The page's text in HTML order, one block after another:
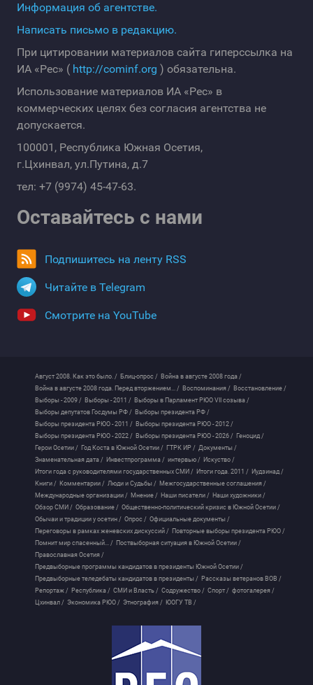
Информация об агентстве.
Написать письмо в редакцию.
При цитировании материалов сайта гиперссылка на
ИА «Рес» ( http://cominf.org ) обязательна.
Использование материалов ИА «Рес» в
коммерческих целях без согласия агентства не
допускается.
100001, Республика Южная Осетия,
г.Цхинвал, ул.Путина, д.7
тел: +7 (9974) 45-47-63.
Оставайтесь с нами
Подпишитесь на ленту RSS
Читайте в Telegram
Смотрите на YouTube
Август 2008. Как это было. / Блиц-опрос / Война в августе 2008 года /
Война в августе 2008 года. Перед вторжением... / Воспоминания / Восстановление /
Выборы - 2009 / Выборы - 2011 / Выборы в Парламент РЮО VII созыва /
Выборы депутатов Госдумы РФ / Выборы президента РФ /
Выборы президента РЮО - 2011 / Выборы президента РЮО - 2012 /
Выборы президента РЮО - 2022 / Выборы президента РЮО - 2026 / Геноцид /
Герои Осетии / Год Коста в Южной Осетии / ГТРК ИР / Документы /
Знаменательная дата / Инвестпрограмма / интервью / Искуство /
Итоги года с руководителями государственных СМИ / Итоги года. 2011 / Иудзинад /
Книги / Комментарии / Люди и Судьбы / Межгосударственные соглашения /
Международные организации / Мнение / Наши писатели / Наши художники /
Обзор СМИ / Образование / Общественно-политический кризис в Южной Осетии /
Обычаи и традиции у осетин / Опрос / Официальные документы /
Переговоры в рамках женевских дискуссий / Повторные выборы президента РЮО /
Помнит мир спасенный... / Поствыборная ситуация в Южной Осетии /
Православная Осетия /
Предвыборные программы кандидатов в президенты Южной Осетии /
Предвыборные теледебаты кандидатов в президенты / Рассказы ветеранов ВОВ /
Репортаж / Республика / СМИ и Власть / Содружество / Спорт / фотогалерея /
Цхинвал / Экономика РЮО / Этнография / ЮОГУ ТВ /